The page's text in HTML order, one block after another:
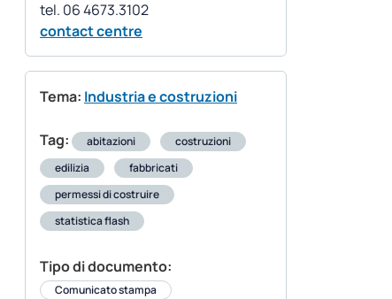
contact centre
Tema: Industria e costruzioni
Tag: abitazioni
costruzioni
edilizia
fabbricati
permessi di costruire
statistica flash
Tipo di documento:
Comunicato stampa